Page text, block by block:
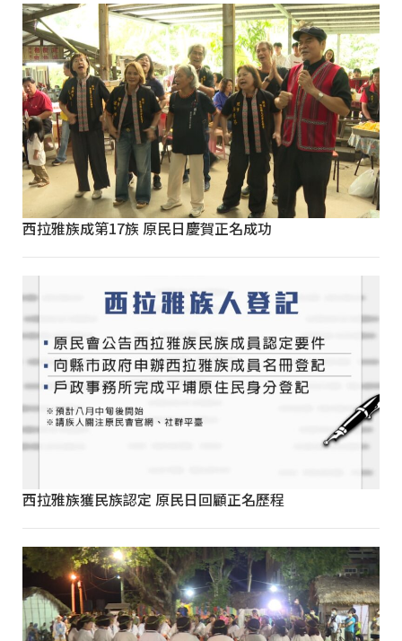
西拉雅族成第17族 原民日慶賀正名成功
西拉雅族獲民族認定 原民日回顧正名歷程